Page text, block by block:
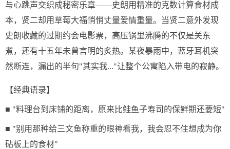
与心跳声交织成秘密乐章——史朗用精准的克数计算食材成
本，贤二却用草莓大福悄悄丈量爱情重量。当贤二意外发现
史朗收藏的过期约会电影票，高压锅里沸腾的不仅是关东
煮，还有十五年未曾言明的炙热。某夜暴雨中，蓝牙耳机突
然断连，漏出的半句"其实我..."让整个公寓陷入带电的寂静。
【经典语录】
■ "料理台到床铺的距离，原来比鲑鱼子寿司的保鲜期还要短"
■ "别用那种给三文鱼称重的眼神看我，我会忍不住想成为你
砧板上的食材"